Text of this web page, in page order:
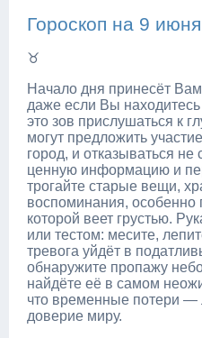
Гороскоп на 9
♉
Начало дня принесёт
даже если Вы
это зов прислушаться к
могут предложить
город, и отказываться не
ценную информацию и
трогайте старые вещи,
воспоминания, особенно
которой веет грустью.
или тестом: месите,
тревога уйдёт в
обнаружите пропажу
найдёте её в самом
что временные потери —
доверие миру.